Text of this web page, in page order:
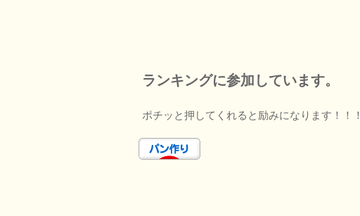
ランキングに参加しています。
ポチッと押してくれると励みになります！！！